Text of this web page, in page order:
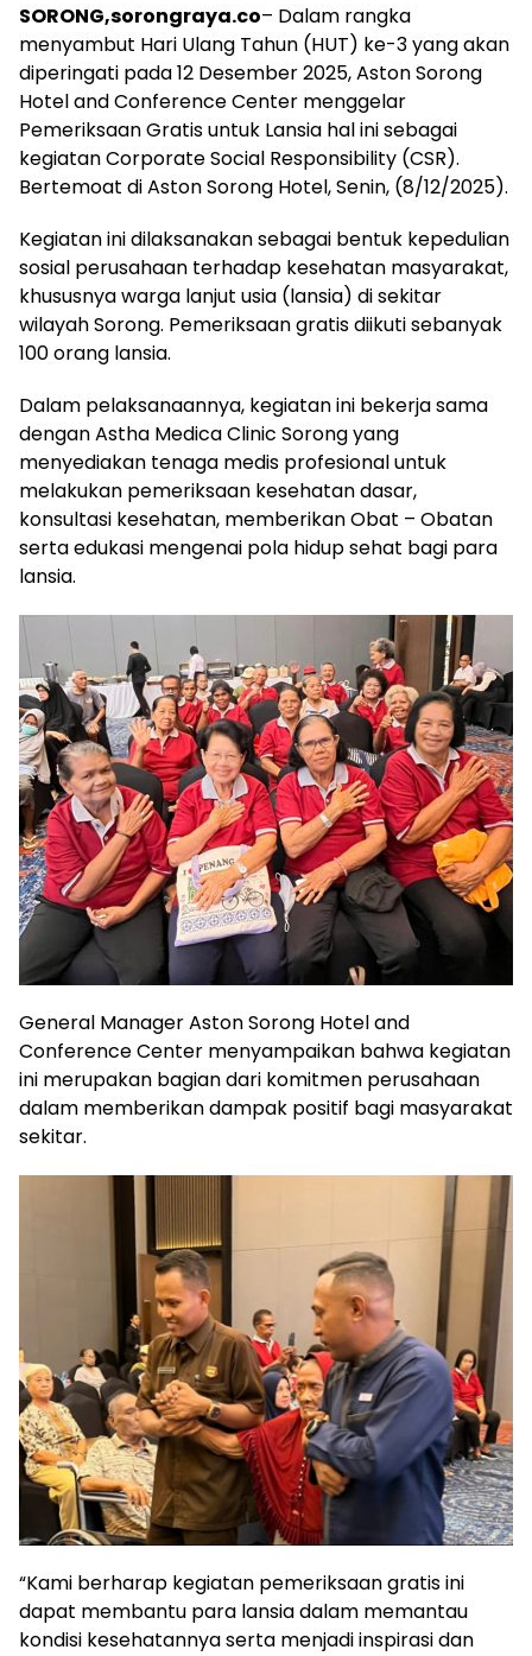
SORONG,sorongraya.co– Dalam rangka
menyambut Hari Ulang Tahun (HUT) ke-3 yang akan
diperingati pada 12 Desember 2025, Aston Sorong
Hotel and Conference Center menggelar
Pemeriksaan Gratis untuk Lansia hal ini sebagai
kegiatan Corporate Social Responsibility (CSR).
Bertemoat di Aston Sorong Hotel, Senin, (8/12/2025).
Kegiatan ini dilaksanakan sebagai bentuk kepedulian
sosial perusahaan terhadap kesehatan masyarakat,
khususnya warga lanjut usia (lansia) di sekitar
wilayah Sorong. Pemeriksaan gratis diikuti sebanyak
100 orang lansia.
Dalam pelaksanaannya, kegiatan ini bekerja sama
dengan Astha Medica Clinic Sorong yang
menyediakan tenaga medis profesional untuk
melakukan pemeriksaan kesehatan dasar,
konsultasi kesehatan, memberikan Obat – Obatan
serta edukasi mengenai pola hidup sehat bagi para
lansia.
General Manager Aston Sorong Hotel and
Conference Center menyampaikan bahwa kegiatan
ini merupakan bagian dari komitmen perusahaan
dalam memberikan dampak positif bagi masyarakat
sekitar.
“Kami berharap kegiatan pemeriksaan gratis ini
dapat membantu para lansia dalam memantau
kondisi kesehatannya serta menjadi inspirasi dan